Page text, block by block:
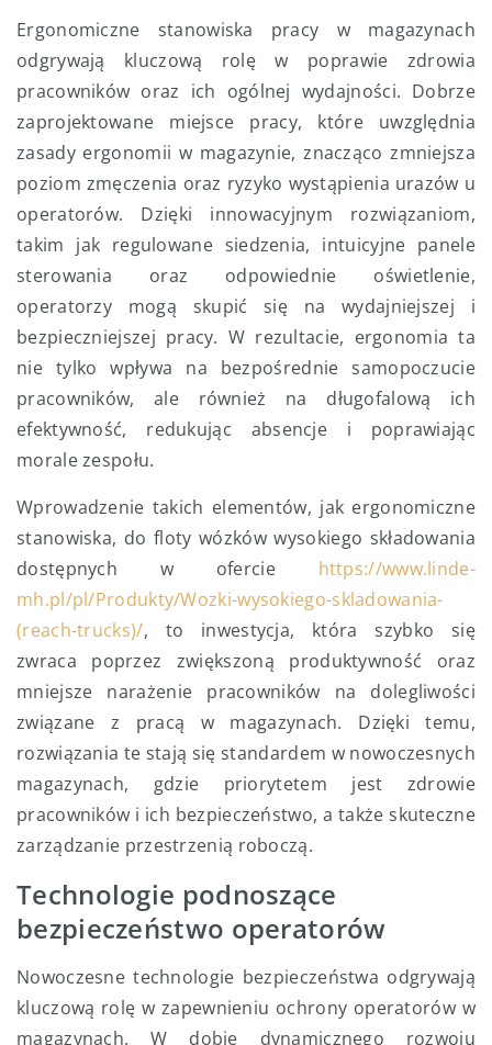
Ergonomiczne stanowiska pracy w magazynach
odgrywają kluczową rolę w poprawie zdrowia
pracowników oraz ich ogólnej wydajności. Dobrze
zaprojektowane miejsce pracy, które uwzględnia
zasady ergonomii w magazynie, znacząco zmniejsza
poziom zmęczenia oraz ryzyko wystąpienia urazów u
operatorów. Dzięki innowacyjnym rozwiązaniom,
takim jak regulowane siedzenia, intuicyjne panele
sterowania oraz odpowiednie oświetlenie,
operatorzy mogą skupić się na wydajniejszej i
bezpieczniejszej pracy. W rezultacie, ergonomia ta
nie tylko wpływa na bezpośrednie samopoczucie
pracowników, ale również na długofalową ich
efektywność, redukując absencje i poprawiając
morale zespołu.
Wprowadzenie takich elementów, jak ergonomiczne
stanowiska, do floty wózków wysokiego składowania
dostępnych w ofercie https://www.linde-
mh.pl/pl/Produkty/Wozki-wysokiego-skladowania-
(reach-trucks)/, to inwestycja, która szybko się
zwraca poprzez zwiększoną produktywność oraz
mniejsze narażenie pracowników na dolegliwości
związane z pracą w magazynach. Dzięki temu,
rozwiązania te stają się standardem w nowoczesnych
magazynach, gdzie priorytetem jest zdrowie
pracowników i ich bezpieczeństwo, a także skuteczne
zarządzanie przestrzenią roboczą.
Technologie podnoszące
bezpieczeństwo operatorów
Nowoczesne technologie bezpieczeństwa odgrywają
kluczową rolę w zapewnieniu ochrony operatorów w
magazynach. W dobie dynamicznego rozwoju